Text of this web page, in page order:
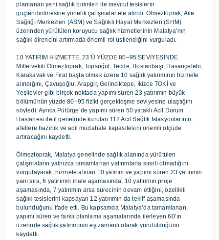
planlanan yeni sağlık birimleri ile mevcut tesislerin
güçlendirilmesine yönelik çalışmalar ele alındı. Ölmeztoprak, Aile
Sağlığı Merkezleri (ASM) ve Sağlıklı Hayat Merkezleri (SHM)
üzerinden yürütülen koruyucu sağlık hizmetlerinin Malatya’nın
sağlık direncini artırmada önemli rol üstlendiğini vurguladı.
10 YATIRIM HİZMETTE, 23’Ü YÜZDE 80–95 SEVİYESİNDE
Milletvekili Ölmeztoprak, Topsöğüt, Tecde, Bostanbaşı, Hasançelebi,
Karakavak ve Fırat başta olmak üzere 10 sağlık yatırımının hizmete
alındığını, Çavuşoğlu, Arapgir, Gelinciktepe, İkizce TOKİ ve
Yeşilevler gibi birçok noktada yapımı süren 23 yatırımın büyük
bölümünün yüzde 80–95 fiziki gerçekleşme seviyesine ulaştığını
söyledi. Ayrıca Pütürge’de yapımı süren 50 yataklı Acil Durum
Hastanesi ile il genelinde kurulan 112 Acil Sağlık İstasyonlarının,
afetlere hazırlık ve acil müdahale kapasitesini önemli ölçüde
artıracağını kaydetti.
Ölmeztoprak, Malatya genelinde sağlık alanında yürütülen
çalışmaların yalnızca tamamlanan yatırımlarla sınırlı olmadığını
vurgulayarak; hizmete alınan 10 yatırım ve yapımı süren 23 yatırımın
yanı sıra, 6 yatırımın ihale aşamasında, 10 yatırımın proje
aşamasında, 7 yatırımın arsa sürecinin devam ettiğini, özellikli
sağlık tesislerini kapsayan 12 yatırımın da teklif aşamasında
bulunduğunu ifade etti. Bu kapsamda Malatya’da tamamlanan,
yapımı süren ve farklı planlama aşamalarında ilerleyen 60’ın
üzerinde sağlık yatırımının eş zamanlı olarak yürütüldüğünü
kaydetti.